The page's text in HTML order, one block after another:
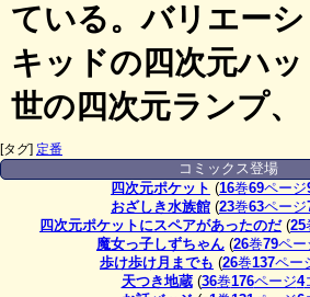
ている。バリエー
キッドの四次元ハ
世の四次元ランプ
[タグ] 定番
コミックス登場
四次元ポケット (16巻69ページ
おざしき水族館 (23巻63ページ
四次元ポケットにスペアがあったのだ(25
魔女っ子しずちゃん (26巻79ペー
歩け歩け月までも (26巻137ペー
天つき地蔵(36巻176ページ4